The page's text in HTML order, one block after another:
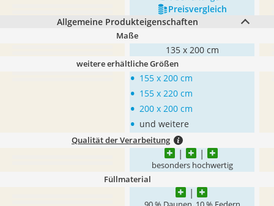
Preis­vergleich
Allgemeine Produkteigenschaften
Maße
135 x 200 cm
weitere erhältliche Größen
• 155 x 200 cm
• 155 x 220 cm
• 200 x 200 cm
• und weitere
Qualität der Verarbeitung
besonders hochwertig
Füllmaterial